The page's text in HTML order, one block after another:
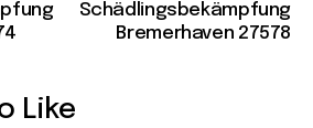
Schädlingsbekämpfung
Bremerhaven 27578
Like